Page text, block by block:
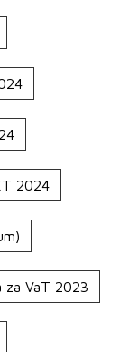
2024
za VaT 2023